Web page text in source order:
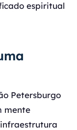
espiritual
Petersburgo
mente